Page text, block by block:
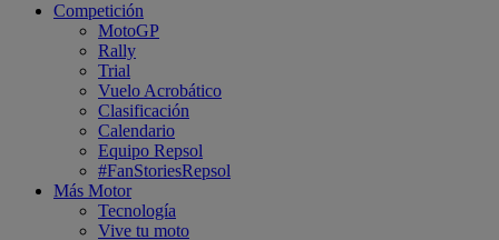
Competición
MotoGP
Rally
Trial
Vuelo Acrobático
Clasificación
Calendario
Equipo Repsol
#FanStoriesRepsol
Más Motor
Tecnología
Vive tu moto